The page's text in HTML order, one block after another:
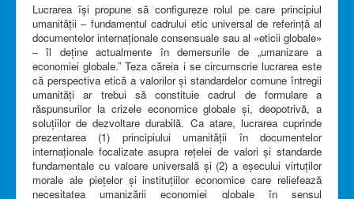
Lucrarea își propune să configureze rolul pe care principiul
umanității ‒ fundamentul cadrului etic universal de referință al
documentelor internaționale consensuale sau al «eticii globale»
‒ îl deține actualmente în demersurile de „umanizare a
economiei globale.” Teza căreia i se circumscrie lucrarea este
că perspectiva etică a valorilor și standardelor comune întregii
umanități ar trebui să constituie cadrul de formulare a
răspunsurilor la crizele economice globale și, deopotrivă, a
soluțiilor de dezvoltare durabilă. Ca atare, lucrarea cuprinde
prezentarea (1) principiului umanității în documentelor
internaționale focalizate asupra rețelei de valori și standarde
fundamentale cu valoare universală și (2) a eșecului virtuților
morale ale piețelor și instituțiilor economice care reliefează
necesitatea umanizării economiei globale în sensul